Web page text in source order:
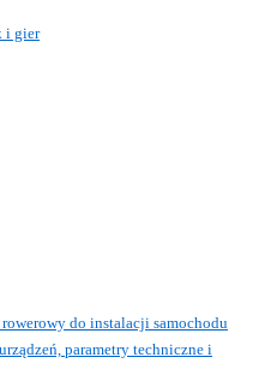
i gier
do instalacji samochodu
parametry techniczne i